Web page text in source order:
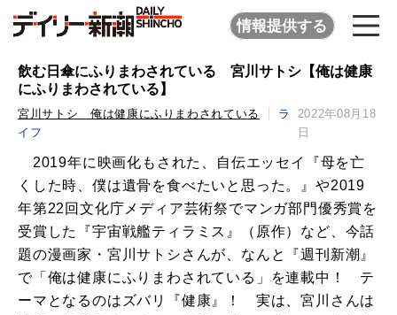
情報提供する
飲む日傘にふりまわされている 宮川サトシ【俺は健康
にふりまわされている】
宮川サトシ 俺は健康にふりまわされている
ラ
イフ
2022年08月18
日
2019年に映画化もされた、自伝エッセイ『母を亡
くした時、僕は遺骨を食べたいと思った。』や2019
年第22回文化庁メディア芸術祭でマンガ部門優秀賞を
受賞した『宇宙戦艦ティラミス』（原作）など、今話
題の漫画家・宮川サトシさんが、なんと『週刊新潮』
で「俺は健康にふりまわされている」を連載中！ テ
ーマとなるのはズバリ『健康』！ 実は、宮川さんは